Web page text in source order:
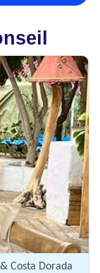
Costa Dorada